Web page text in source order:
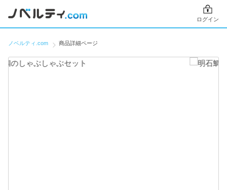
ログイン
ノベルティ.com 商品詳細ページ